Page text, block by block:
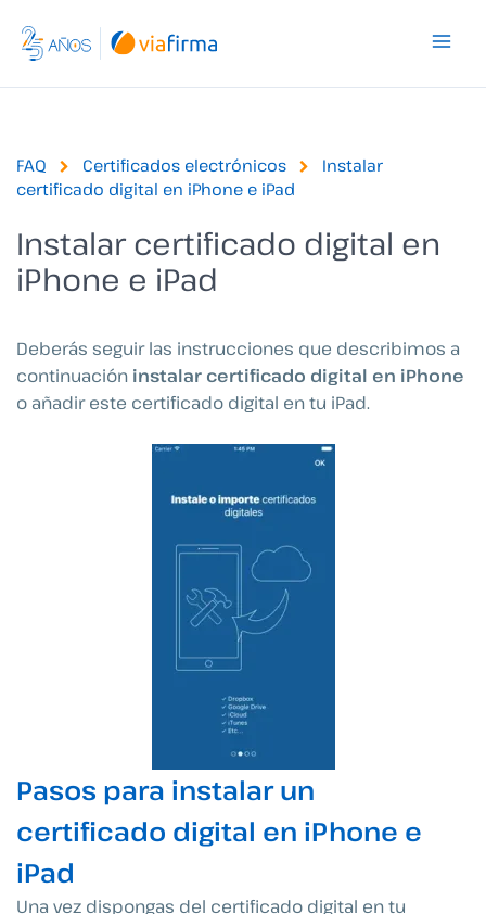
contenido
FAQ Certificados electrónicos
Instalar
certificado digital en iPhone e iPad
Instalar certificado digital en
iPhone e iPad
Deberás seguir las instrucciones que describimos a
continuación instalar certificado digital en iPhone
o añadir este certificado digital en tu iPad.
Pasos para instalar un
certificado digital en iPhone e
iPad
Una vez dispongas del certificado digital en tu